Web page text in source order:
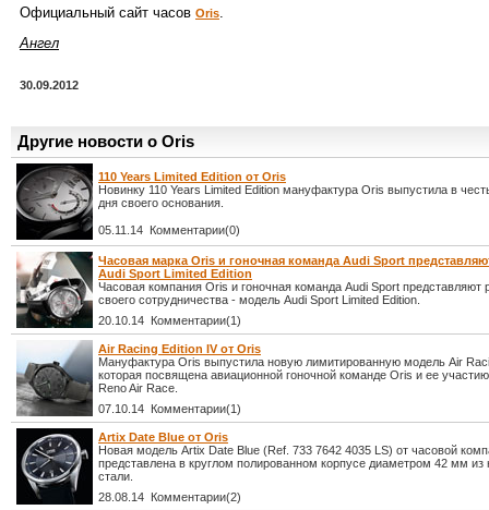
Официальный сайт часов Oris.
Ангел
30.09.2012
Другие новости о Oris
110 Years Limited Edition от Oris
Новинку 110 Years Limited Edition мануфактура Oris выпустила в
дня своего основания.
05.11.14 Комментарии(0)
Часовая марка Oris и гоночная команда Audi Sport
Audi Sport Limited Edition
Часовая компания Oris и гоночная команда Audi Sport представляют
своего сотрудничества - модель Audi Sport Limited Edition.
20.10.14 Комментарии(1)
Air Racing Edition IV от Oris
Мануфактура Oris выпустила новую лимитированную модель Air
которая посвящена авиационной гоночной команде Oris и ее
Reno Air Race.
07.10.14 Комментарии(1)
Artix Date Blue от Oris
Новая модель Artix Date Blue (Ref. 733 7642 4035 LS) от часовой
представлена в круглом полированном корпусе диаметром 42 мм
стали.
28.08.14 Комментарии(2)